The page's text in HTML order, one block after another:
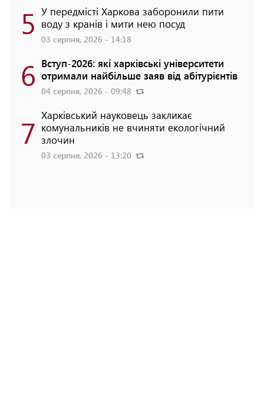
5 У передмісті Харкова заборонили пити
воду з кранів і мити нею посуд
03 серпня, 2026 - 14:18
6 Вступ-2026: які харківські університети
отримали найбільше заяв від абітурієнтів
04 серпня, 2026 - 09:48
7 Харківський науковець закликає
комунальників не вчиняти екологічний
злочин
03 серпня, 2026 - 13:20